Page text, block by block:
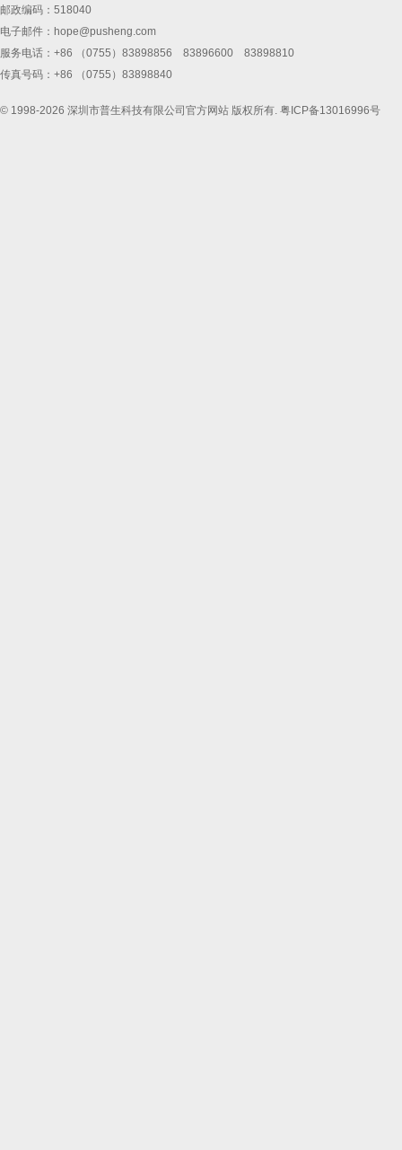
邮政编码：518040
电子邮件： hope@pusheng.com
服务电话：+86 （0755）83898856 83896600 83898810
传真号码：+86 （0755）83898840
© 1998-2026 深圳市普生科技有限公司官方网站 版权所有. 粤ICP备13016996号